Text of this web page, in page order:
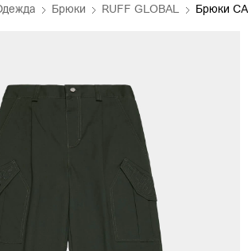
Брюки RUFF GLOBAL Брюки